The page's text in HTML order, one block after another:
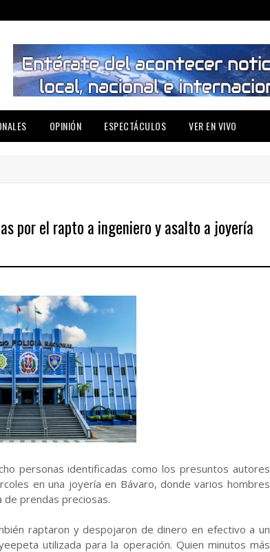
OPINIÓN ESPECTÁCULOS VER EN VIVO
por el rapto a ingeniero y asalto a joyería
personas identificadas como los presuntos autores
en una joyería en Bávaro, donde varios hombres
prendas preciosas.
raptaron y despojaron de dinero en efectivo a un
utilizada para la operación. Quien minutos más